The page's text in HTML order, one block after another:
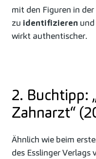
mit den Figuren in
zu identifizieren
wirkt authentischer.
2. Buchtipp:
Zahnarzt“
Ähnlich wie beim
des Esslinger Verlags